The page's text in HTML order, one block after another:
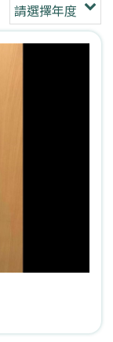
請選擇年度